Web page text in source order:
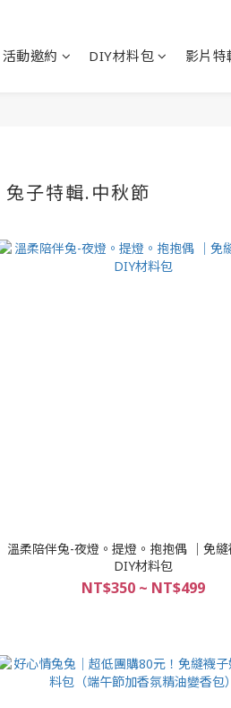
活動邀約 DIY材料包 影片特
兔子特輯.中秋節
溫柔陪伴兔-夜燈。提燈。抱抱偶 │免
DIY材料包
NT$350 ~ NT$499